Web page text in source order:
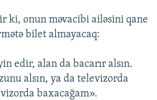
ki, onun məvacibi ailəsini qane
bilet almayacaq:
edir, alan da bacarır alsın.
alsın, ya da televizorda
baxacağam».